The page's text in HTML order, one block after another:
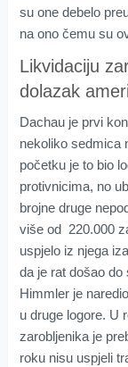
su one debelo
na ono čemu su
Likvidaciju
dolazak
Dachau je prvi
nekoliko sedmica
početku je to bio
protivnicima, no
brojne druge
više od 220.000
uspjelo iz njega
da je rat došao
Himmler je
u druge logore. U
zarobljenika je
roku nisu uspjeli